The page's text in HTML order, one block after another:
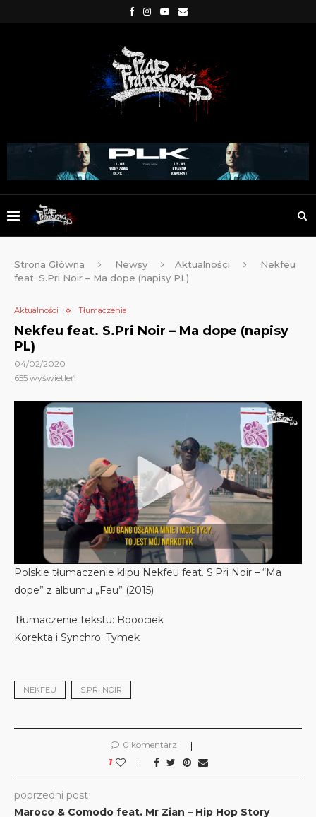
Strona Główna Newsy Aktualności
Nekfeu
feat. S.Pri Noir – Ma dope (napisy PL)
Aktualności Tłumaczenia
Nekfeu feat. S.Pri Noir – Ma dope (napisy
PL)
04/02/2020
655 wyświetleń
Polskie tłumaczenie klipu Nekfeu feat. S.Pri Noir – “Ma
dope” z albumu „Feu” (2015)
Tłumaczenie tekstu: Booociek
Korekta i Synchro: Tymek
NEKFEU S.PRI NOIR
0 komentarz
1
poprzedni post
Maroco & Comodo feat. Mr Zian – Hip Hop Story